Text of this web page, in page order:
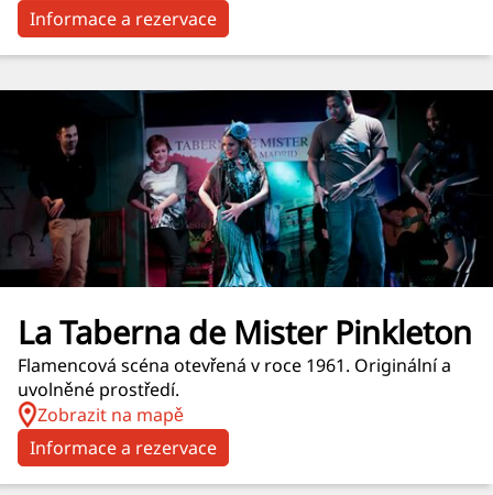
Informace a rezervace
La Taberna de Mister Pinkleton
Flamencová scéna otevřená v roce 1961. Originální a
uvolněné prostředí.
Zobrazit na mapě
Informace a rezervace